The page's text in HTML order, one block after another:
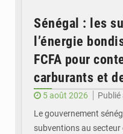
Sénégal : les
l’énergie
FCFA pour
carburants et
5 août 2026
Publié
Le gouvernement
subventions au secteur